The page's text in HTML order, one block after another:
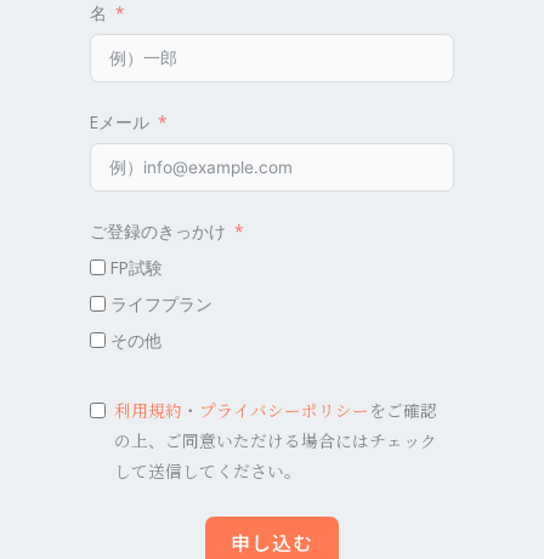
名
Eメール
ご登録のきっかけ
FP試験
ライフプラン
その他
利用規約 ・ プライバシーポリシー をご確認
の上、ご同意いただける場合にはチェック
して送信してください。
申し込む